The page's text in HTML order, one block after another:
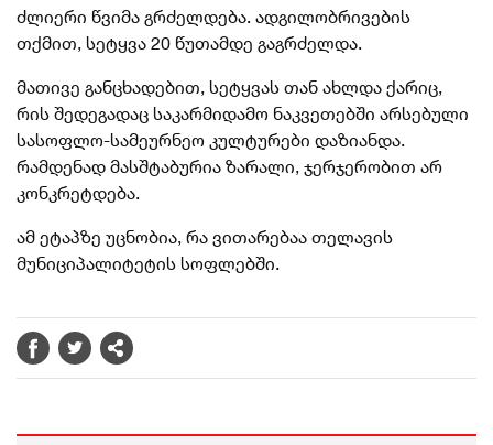
ძლიერი წვიმა გრძელდება. ადგილობრივების
თქმით, სეტყვა 20 წუთამდე გაგრძელდა.
მათივე განცხადებით, სეტყვას თან ახლდა ქარიც,
რის შედეგადაც საკარმიდამო ნაკვეთებში არსებული
სასოფლო-სამეურნეო კულტურები დაზიანდა.
რამდენად მასშტაბურია ზარალი, ჯერჯერობით არ
კონკრეტდება.
ამ ეტაპზე უცნობია, რა ვითარებაა თელავის
მუნიციპალიტეტის სოფლებში.